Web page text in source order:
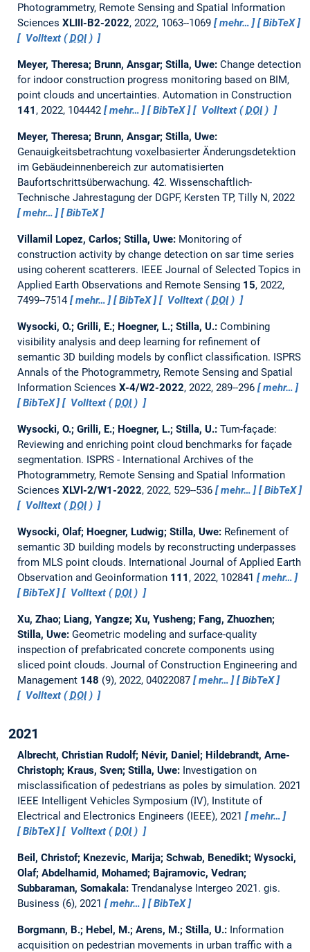
Photogrammetry, Remote Sensing and Spatial Information
Sciences XLIII-B2-2022, 2022, 1063--1069 mehr…
BibTeX
Volltext (DOI)
Meyer, Theresa; Brunn, Ansgar; Stilla, Uwe: Change detection
for indoor construction progress monitoring based on BIM,
point clouds and uncertainties. Automation in Construction
141 , 2022, 104442 mehr… BibTeX Volltext (DOI)
Meyer, Theresa; Brunn, Ansgar; Stilla, Uwe:
Genauigkeitsbetrachtung voxelbasierter Änderungsdetektion
im Gebäudeinnenbereich zur automatisierten
Baufortschrittsüberwachung. 42. Wissenschaftlich-
Technische Jahrestagung der DGPF, Kersten TP, Tilly N, 2022
mehr…
BibTeX
Villamil Lopez, Carlos; Stilla, Uwe: Monitoring of
construction activity by change detection on sar time series
using coherent scatterers. IEEE Journal of Selected Topics in
Applied Earth Observations and Remote Sensing 15, 2022,
7499--7514
mehr… BibTeX Volltext (DOI)
Wysocki, O.; Grilli, E.; Hoegner, L.; Stilla, U.: Combining
visibility analysis and deep learning for refinement of
semantic 3D building models by conflict classification. ISPRS
Annals of the Photogrammetry, Remote Sensing and Spatial
Information Sciences X-4/W2-2022, 2022, 289--296
mehr…
BibTeX
Volltext (DOI)
Wysocki, O.; Grilli, E.; Hoegner, L.; Stilla, U.: Tum-façade:
Reviewing and enriching point cloud benchmarks for façade
segmentation. ISPRS - International Archives of the
Photogrammetry, Remote Sensing and Spatial Information
Sciences XLVI-2/W1-2022, 2022, 529--536 mehr…
BibTeX
Volltext (DOI)
Wysocki, Olaf; Hoegner, Ludwig; Stilla, Uwe: Refinement of
semantic 3D building models by reconstructing underpasses
from MLS point clouds. International Journal of Applied Earth
Observation and Geoinformation 111 , 2022, 102841
mehr…
BibTeX
Volltext (DOI)
Xu, Zhao; Liang, Yangze; Xu, Yusheng; Fang, Zhuozhen;
Stilla, Uwe: Geometric modeling and surface-quality
inspection of prefabricated concrete components using
sliced point clouds. Journal of Construction Engineering and
Management 148 (9), 2022, 04022087 mehr…
BibTeX
Volltext (DOI)
2021
Albrecht, Christian Rudolf; Névir, Daniel; Hildebrandt, Arne-
Christoph; Kraus, Sven; Stilla, Uwe: Investigation on
misclassification of pedestrians as poles by simulation. 2021
IEEE Intelligent Vehicles Symposium (IV), Institute of
Electrical and Electronics Engineers (IEEE), 2021
mehr…
BibTeX
Volltext (DOI)
Beil, Christof; Knezevic, Marija; Schwab, Benedikt; Wysocki,
Olaf; Abdelhamid, Mohamed; Bajramovic, Vedran;
Subbaraman, Somakala: Trendanalyse Intergeo 2021. gis.
Business (6), 2021
mehr… BibTeX
Borgmann, B.; Hebel, M.; Arens, M.; Stilla, U.: Information
acquisition on pedestrian movements in urban traffic with a